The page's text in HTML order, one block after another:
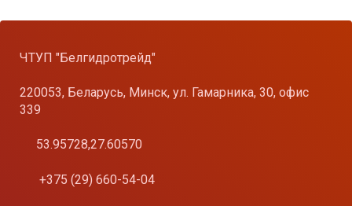
ЧТУП "Белгидротрейд"
220053, Беларусь, Минск, ул. Гамарника, 30, офис
339
53.95728,27.60570
+375 (29) 660-54-04